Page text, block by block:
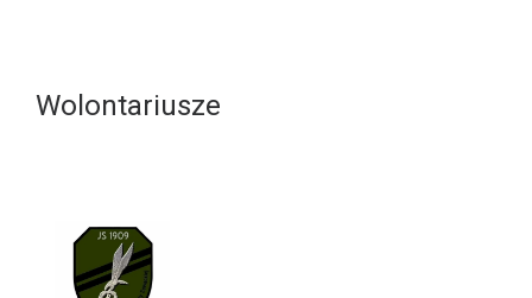
Wolontariusze